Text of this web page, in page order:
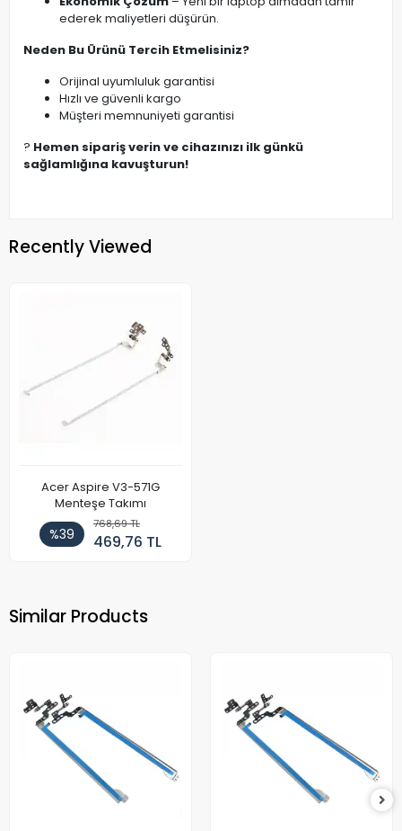
ederek maliyetleri düşürün.
Neden Bu Ürünü Tercih Etmelisiniz?
Orijinal uyumluluk garantisi
Hızlı ve güvenli kargo
Müşteri memnuniyeti garantisi
? Hemen sipariş verin ve cihazınızı ilk günkü
sağlamlığına kavuşturun!
Recently Viewed
Acer Aspire V3-571G
Menteşe Takımı
%39
768,69 TL
469,76 TL
Similar Products